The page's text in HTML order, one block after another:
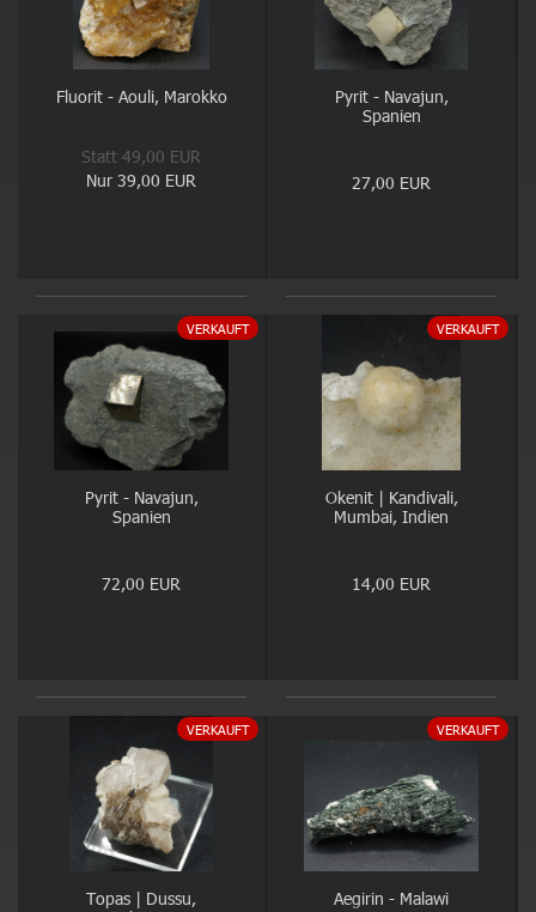
Fluorit - Aouli, Marokko
Statt 49,00 EUR
Nur 39,00 EUR
Pyrit - Navajun,
Spanien
27,00 EUR
VERKAUFT
Pyrit - Navajun,
Spanien
72,00 EUR
VERKAUFT
Okenit | Kandivali,
Mumbai, Indien
14,00 EUR
VERKAUFT
Topas | Dussu,
VERKAUFT
Aegirin - Malawi